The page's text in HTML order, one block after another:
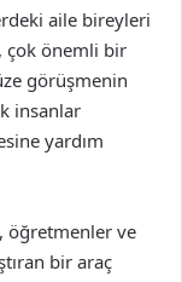
aile bireyleri
çok önemli bir
görüşmenin
insanlar
yardım
öğretmenler ve
bir araç